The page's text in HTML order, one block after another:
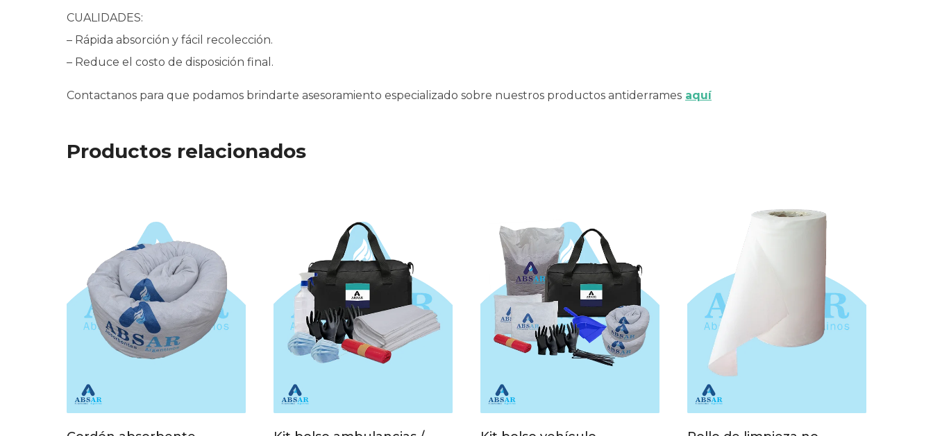
CUALIDADES:
– Rápida absorción y fácil recolección.
– Reduce el costo de disposición final.
Contactanos para que podamos brindarte asesoramiento especializado sobre nuestros productos antiderrames aquí
Productos relacionados